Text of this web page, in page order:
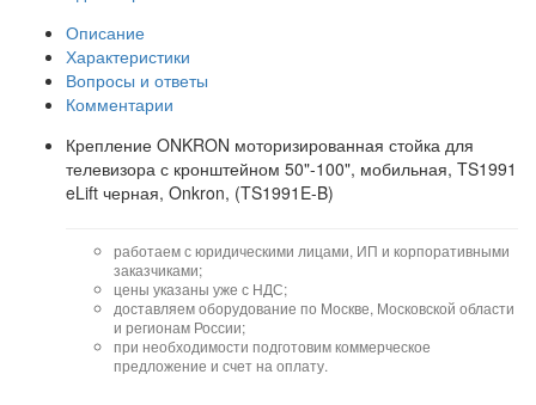
Описание
Характеристики
Вопросы и ответы
Комментарии
Крепление ONKRON моторизированная стойка для
телевизора с кронштейном 50"-100", мобильная, TS1991
eLift черная, Onkron, (TS1991E-B)
работаем с юридическими лицами, ИП и корпоративными
заказчиками;
цены указаны уже с НДС;
доставляем оборудование по Москве, Московской области
и регионам России;
при необходимости подготовим коммерческое
предложение и счет на оплату.